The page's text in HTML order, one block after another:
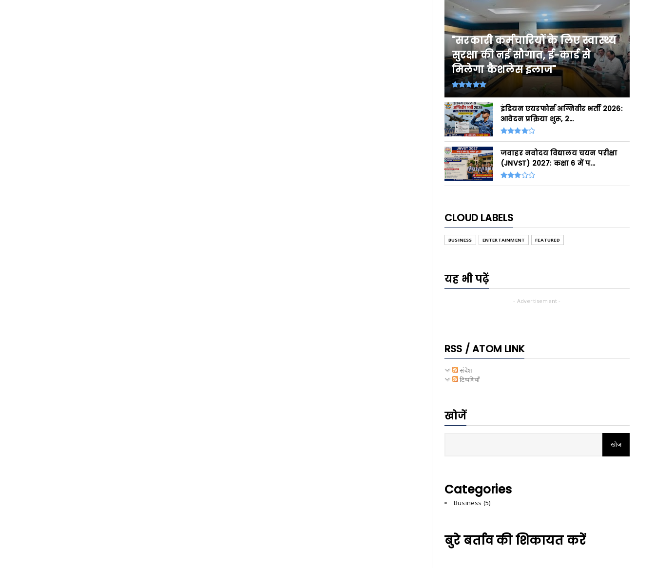
"सरकारी कर्मचारियों के लिए स्वास्थ्य
सुरक्षा की नई सौगात, ई-कार्ड से
मिलेगा कैशलेस इलाज"
इंडियन एयरफोर्स अग्निवीर भर्ती 2026:
आवेदन प्रक्रिया शुरू, 2...
जवाहर नवोदय विद्यालय चयन परीक्षा
(JNVST) 2027: कक्षा 6 में प...
CLOUD LABELS
BUSINESS ENTERTAINMENT FEATURED
यह भी पढ़ें
- Advertisement -
RSS / ATOM LINK
संदेश
टिप्पणियाँ
खोजें
Categories
Business (5)
बुरे बर्ताव की शिकायत करें